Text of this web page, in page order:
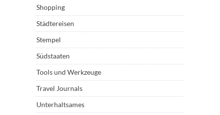
Shopping
Städtereisen
Stempel
Südstaaten
Tools und Werkzeuge
Travel Journals
Unterhaltsames